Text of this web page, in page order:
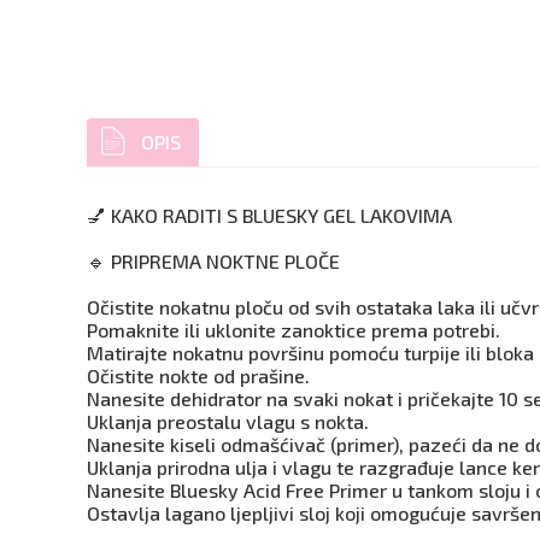
OPIS
💅 KAKO RADITI S BLUESKY GEL LAKOVIMA
🔹 PRIPREMA NOKTNE PLOČE
Očistite nokatnu ploču od svih ostataka laka ili
Pomaknite ili uklonite zanoktice prema potrebi.
Matirajte nokatnu površinu pomoću turpije ili
Očistite nokte od prašine.
Nanesite dehidrator na svaki nokat i pričekajte 10
Uklanja preostalu vlagu s nokta.
Nanesite kiseli odmašćivač (primer), pazeći da ne
Uklanja prirodna ulja i vlagu te razgrađuje lance
Nanesite Bluesky Acid Free Primer u tankom sloju
Ostavlja lagano ljepljivi sloj koji omogućuje